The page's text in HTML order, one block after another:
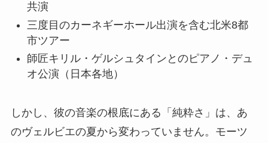
共演
三度目のカーネギーホール出演を含む北米8都
市ツアー
師匠キリル・ゲルシュタインとのピアノ・デュ
オ公演（日本各地）
しかし、彼の音楽の根底にある「純粋さ」は、あ
のヴェルビエの夏から変わっていません。モーツ